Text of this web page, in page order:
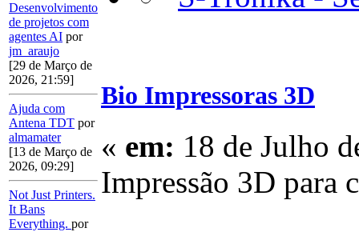
Desenvolvimento
de projetos com
agentes AI por
jm_araujo
[29 de Março de
2026, 21:59]
Ajuda com
Antena TDT por
almamater
[13 de Março de
2026, 09:29]
Not Just Printers.
It Bans
Everything. por
Bio Impressoras 3D
« em: 18 de Julho
Impressão 3D para